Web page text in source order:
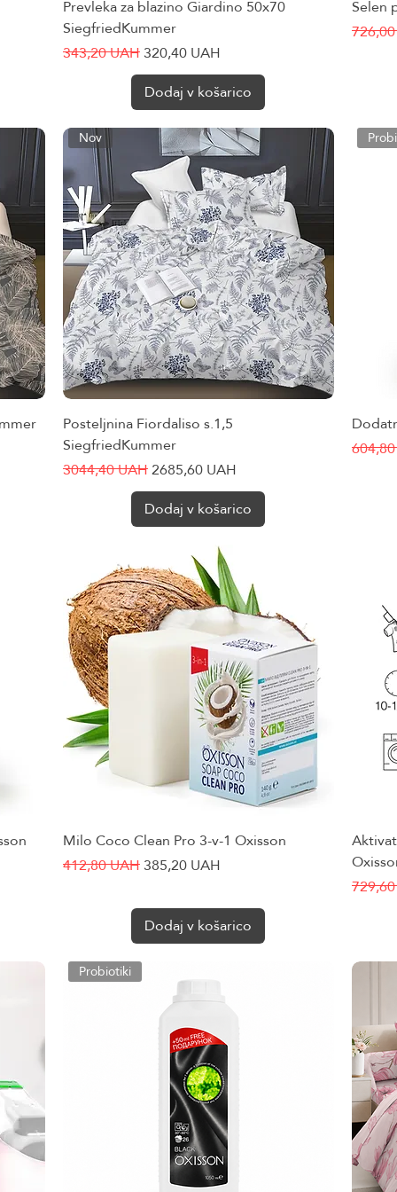
Prevleka za blazino Giardino 50x70
SiegfriedKummer
Redna cena
343,20 UAHCena na razprodaji
320,40 UAH
Dodaj v košarico
Selen
Hiter ogled
Nov
Posteljnina Fiordaliso s.1,5
SiegfriedKummer
Redna cena
3044,40 UAHCena na razprodaji
2685,60 UAH
Dodaj v košarico
Hiter ogled
Milo Coco Clean Pro 3-v-1 Oxisson
Redna cena
412,80 UAHCena na razprodaji
385,20 UAH
Dodaj v košarico
Probiotiki